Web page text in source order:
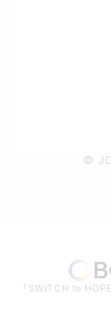
©
『SWITCH to